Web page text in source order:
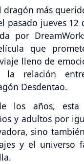
dragón más
pasado jueves 12
por
que
lleno de
la relación
Desdentao.
los años, esta
y adultos por
sino
y el universo